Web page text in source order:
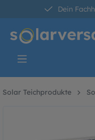
springen
Dein
30
Solar Teichprodukte